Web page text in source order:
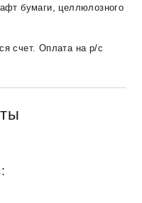
бумаги, целлюлозного
счет. Оплата на р/с